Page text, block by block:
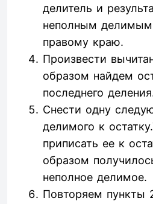
делитель и
неполным
правому краю.
Произвести
образом найдем
последнего
Снести одну
делимого к
приписать ее к
образом
неполное делимое.
Повторяем пункты